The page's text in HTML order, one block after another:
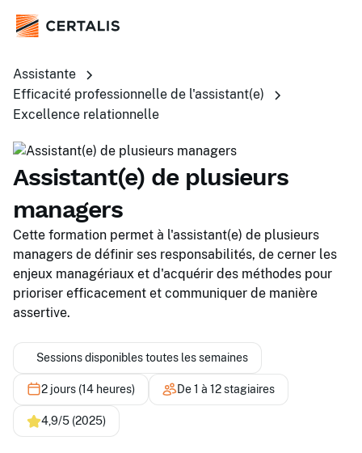
Assistante
Efficacité professionnelle de l'assistant(e)
Excellence relationnelle
Assistant(e) de plusieurs
managers
Cette formation permet à l'assistant(e) de plusieurs
managers de définir ses responsabilités, de cerner les
enjeux managériaux et d'acquérir des méthodes pour
prioriser efficacement et communiquer de manière
assertive.
Sessions disponibles toutes les semaines
2 jours (14 heures) De 1 à 12 stagiaires
4,9/5 (2025)